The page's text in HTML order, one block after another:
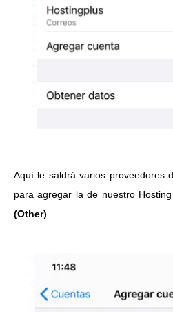
Aquí le saldrá varios proveedores
para agregar la de nuestro
(Other)